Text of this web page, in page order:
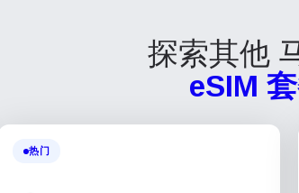
探索其他
eSIM
热门